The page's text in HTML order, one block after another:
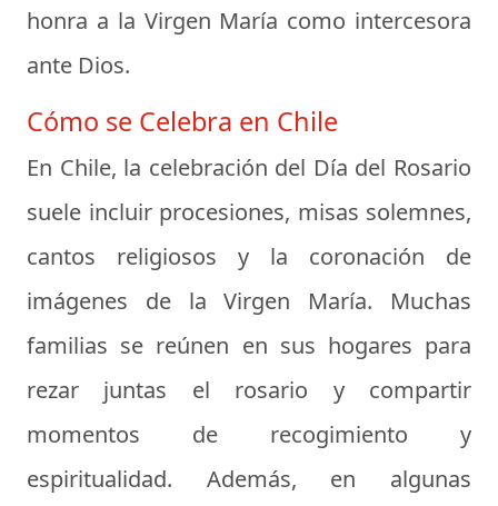
honra a la Virgen María como intercesora
ante Dios.
Cómo se Celebra en Chile
En Chile, la celebración del Día del Rosario
suele incluir procesiones, misas solemnes,
cantos religiosos y la coronación de
imágenes de la Virgen María. Muchas
familias se reúnen en sus hogares para
rezar juntas el rosario y compartir
momentos de recogimiento y
espiritualidad. Además, en algunas